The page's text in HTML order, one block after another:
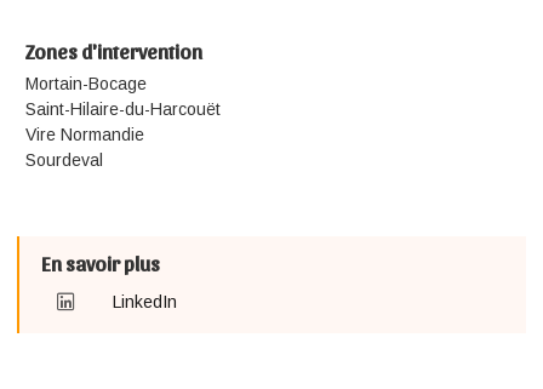
Zones d'intervention
Mortain-Bocage
Saint-Hilaire-du-Harcouët
Vire Normandie
Sourdeval
En savoir plus
LinkedIn